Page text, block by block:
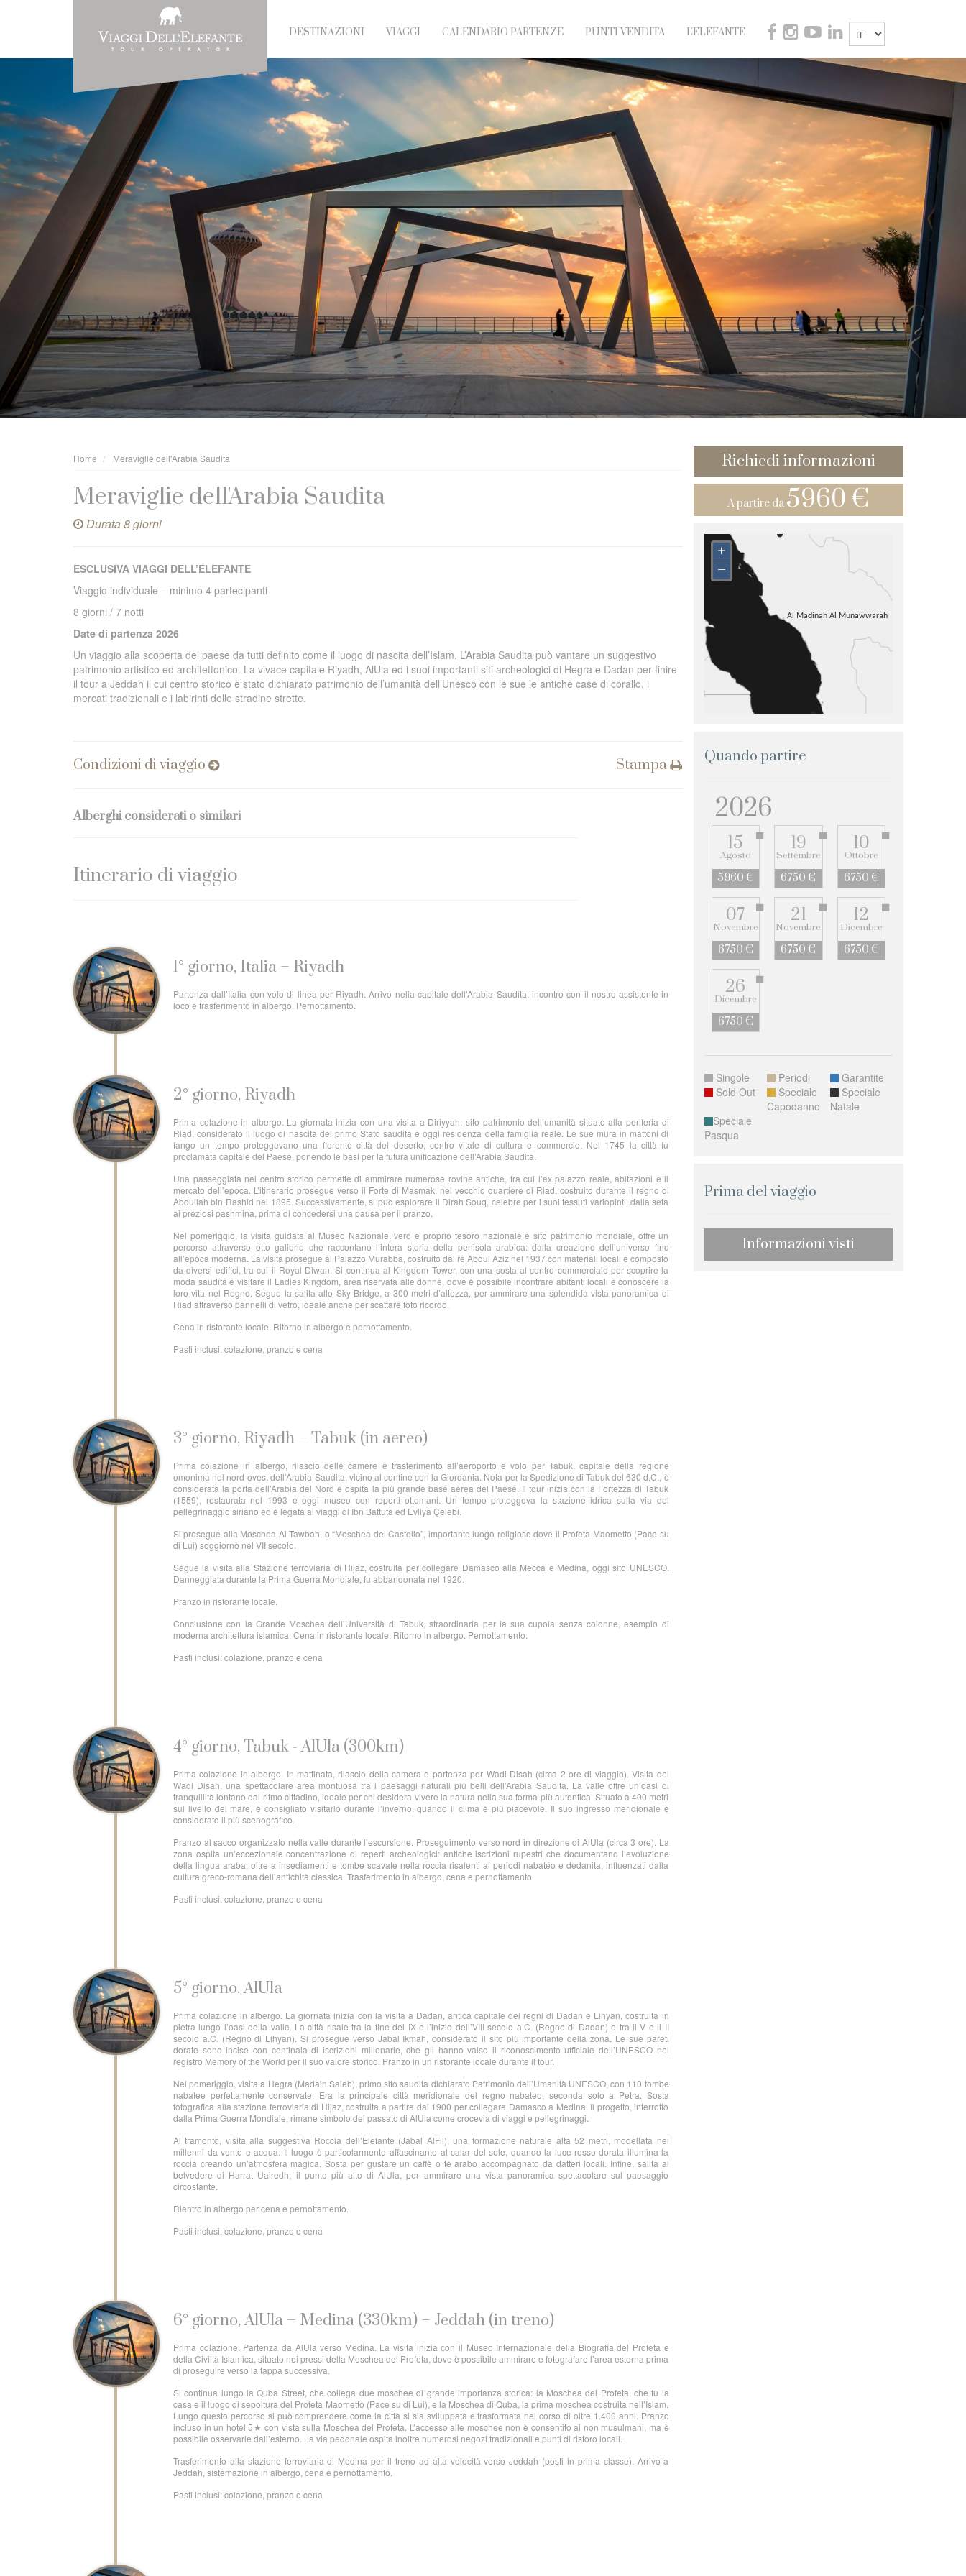
DESTINAZIONI VIAGGI CALENDARIO PARTENZE PUNTI VENDITA L'ELEFANTE
Home Meraviglie dell'Arabia Saudita
Meraviglie dell'Arabia Saudita
Durata 8 giorni
ESCLUSIVA VIAGGI DELL’ELEFANTE
Viaggio individuale – minimo 4 partecipanti
8 giorni / 7 notti
Date di partenza 2026
Un viaggio alla scoperta del paese da tutti definito come il luogo di nascita dell’Islam. L’Arabia Saudita può vantare un suggestivo
patrimonio artistico ed architettonico. La vivace capitale Riyadh, AlUla ed i suoi importanti siti archeologici di Hegra e Dadan per finire
il tour a Jeddah il cui centro storico è stato dichiarato patrimonio dell’umanità dell’Unesco con le sue le antiche case di corallo, i
mercati tradizionali e i labirinti delle stradine strette.
Condizioni di viaggio Stampa
Alberghi considerati o similari
Itinerario di viaggio
1° giorno, Italia – Riyadh
Partenza dall’Italia con volo di linea per Riyadh. Arrivo nella capitale dell'Arabia Saudita, incontro con il nostro assistente in
loco e trasferimento in albergo. Pernottamento.
2° giorno, Riyadh
Prima colazione in albergo. La giornata inizia con una visita a Diriyyah, sito patrimonio dell’umanità situato alla periferia di
Riad, considerato il luogo di nascita del primo Stato saudita e oggi residenza della famiglia reale. Le sue mura in mattoni di
fango un tempo proteggevano una fiorente città del deserto, centro vitale di cultura e commercio. Nel 1745 la città fu
proclamata capitale del Paese, ponendo le basi per la futura unificazione dell’Arabia Saudita.
Una passeggiata nel centro storico permette di ammirare numerose rovine antiche, tra cui l’ex palazzo reale, abitazioni e il
mercato dell’epoca. L’itinerario prosegue verso il Forte di Masmak, nel vecchio quartiere di Riad, costruito durante il regno di
Abdullah bin Rashid nel 1895. Successivamente, si può esplorare il Dirah Souq, celebre per i suoi tessuti variopinti, dalla seta
ai preziosi pashmina, prima di concedersi una pausa per il pranzo.
Nel pomeriggio, la visita guidata al Museo Nazionale, vero e proprio tesoro nazionale e sito patrimonio mondiale, offre un
percorso attraverso otto gallerie che raccontano l’intera storia della penisola arabica: dalla creazione dell’universo fino
all’epoca moderna. La visita prosegue al Palazzo Murabba, costruito dal re Abdul Aziz nel 1937 con materiali locali e composto
da diversi edifici, tra cui il Royal Diwan. Si continua al Kingdom Tower, con una sosta al centro commerciale per scoprire la
moda saudita e visitare il Ladies Kingdom, area riservata alle donne, dove è possibile incontrare abitanti locali e conoscere la
loro vita nel Regno. Segue la salita allo Sky Bridge, a 300 metri d’altezza, per ammirare una splendida vista panoramica di
Riad attraverso pannelli di vetro, ideale anche per scattare foto ricordo.
Cena in ristorante locale. Ritorno in albergo e pernottamento.
Pasti inclusi: colazione, pranzo e cena
3° giorno, Riyadh – Tabuk (in aereo)
Prima colazione in albergo, rilascio delle camere e trasferimento all’aeroporto e volo per Tabuk, capitale della regione
omonima nel nord-ovest dell’Arabia Saudita, vicino al confine con la Giordania. Nota per la Spedizione di Tabuk del 630 d.C., è
considerata la porta dell’Arabia del Nord e ospita la più grande base aerea del Paese. Il tour inizia con la Fortezza di Tabuk
(1559), restaurata nel 1993 e oggi museo con reperti ottomani. Un tempo proteggeva la stazione idrica sulla via del
pellegrinaggio siriano ed è legata ai viaggi di Ibn Battuta ed Evliya Çelebi.
Si prosegue alla Moschea Al Tawbah, o “Moschea del Castello”, importante luogo religioso dove il Profeta Maometto (Pace su
di Lui) soggiornò nel VII secolo.
Segue la visita alla Stazione ferroviaria di Hijaz, costruita per collegare Damasco alla Mecca e Medina, oggi sito UNESCO.
Danneggiata durante la Prima Guerra Mondiale, fu abbandonata nel 1920.
Pranzo in ristorante locale.
Conclusione con la Grande Moschea dell’Università di Tabuk, straordinaria per la sua cupola senza colonne, esempio di
moderna architettura islamica. Cena in ristorante locale. Ritorno in albergo. Pernottamento.
Pasti inclusi: colazione, pranzo e cena
4° giorno, Tabuk - AlUla (300km)
Prima colazione in albergo. In mattinata, rilascio della camera e partenza per Wadi Disah (circa 2 ore di viaggio). Visita del
Wadi Disah, una spettacolare area montuosa tra i paesaggi naturali più belli dell’Arabia Saudita. La valle offre un’oasi di
tranquillità lontano dal ritmo cittadino, ideale per chi desidera vivere la natura nella sua forma più autentica. Situato a 400 metri
sul livello del mare, è consigliato visitarlo durante l’inverno, quando il clima è più piacevole. Il suo ingresso meridionale è
considerato il più scenografico.
Pranzo al sacco organizzato nella valle durante l’escursione. Proseguimento verso nord in direzione di AlUla (circa 3 ore). La
zona ospita un’eccezionale concentrazione di reperti archeologici: antiche iscrizioni rupestri che documentano l’evoluzione
della lingua araba, oltre a insediamenti e tombe scavate nella roccia risalenti ai periodi nabatéo e dedanita, influenzati dalla
cultura greco-romana dell’antichità classica. Trasferimento in albergo, cena e pernottamento.
Pasti inclusi: colazione, pranzo e cena
5° giorno, AlUla
Prima colazione in albergo. La giornata inizia con la visita a Dadan, antica capitale dei regni di Dadan e Lihyan, costruita in
pietra lungo l’oasi della valle. La città risale tra la fine del IX e l’inizio dell’VIII secolo a.C. (Regno di Dadan) e tra il V e il II
secolo a.C. (Regno di Lihyan). Si prosegue verso Jabal Ikmah, considerato il sito più importante della zona. Le sue pareti
dorate sono incise con centinaia di iscrizioni millenarie, che gli hanno valso il riconoscimento ufficiale dell’UNESCO nel
registro Memory of the World per il suo valore storico. Pranzo in un ristorante locale durante il tour.
Nel pomeriggio, visita a Hegra (Madain Saleh), primo sito saudita dichiarato Patrimonio dell’Umanità UNESCO, con 110 tombe
nabatee perfettamente conservate. Era la principale città meridionale del regno nabateo, seconda solo a Petra. Sosta
fotografica alla stazione ferroviaria di Hijaz, costruita a partire dal 1900 per collegare Damasco a Medina. Il progetto, interrotto
dalla Prima Guerra Mondiale, rimane simbolo del passato di AlUla come crocevia di viaggi e pellegrinaggi.
Al tramonto, visita alla suggestiva Roccia dell’Elefante (Jabal AlFil), una formazione naturale alta 52 metri, modellata nei
millenni da vento e acqua. Il luogo è particolarmente affascinante al calar del sole, quando la luce rosso-dorata illumina la
roccia creando un’atmosfera magica. Sosta per gustare un caffè o tè arabo accompagnato da datteri locali. Infine, salita al
belvedere di Harrat Uairedh, il punto più alto di AlUla, per ammirare una vista panoramica spettacolare sul paesaggio
circostante.
Rientro in albergo per cena e pernottamento.
Pasti inclusi: colazione, pranzo e cena
6° giorno, AlUla – Medina (330km) – Jeddah (in treno)
Prima colazione. Partenza da AlUla verso Medina. La visita inizia con il Museo Internazionale della Biografia del Profeta e
della Civiltà Islamica, situato nei pressi della Moschea del Profeta, dove è possibile ammirare e fotografare l’area esterna prima
di proseguire verso la tappa successiva.
Si continua lungo la Quba Street, che collega due moschee di grande importanza storica: la Moschea del Profeta, che fu la
casa e il luogo di sepoltura del Profeta Maometto (Pace su di Lui), e la Moschea di Quba, la prima moschea costruita nell’Islam.
Lungo questo percorso si può comprendere come la città si sia sviluppata e trasformata nel corso di oltre 1.400 anni. Pranzo
incluso in un hotel 5★ con vista sulla Moschea del Profeta. L’accesso alle moschee non è consentito ai non musulmani, ma è
possibile osservarle dall’esterno. La via pedonale ospita inoltre numerosi negozi tradizionali e punti di ristoro locali.
Trasferimento alla stazione ferroviaria di Medina per il treno ad alta velocità verso Jeddah (posti in prima classe). Arrivo a
Jeddah, sistemazione in albergo, cena e pernottamento.
Pasti inclusi: colazione, pranzo e cena
Richiedi informazioni
A partire da 5960 €
+
–
Quando partire
2026
15
Agosto
5960 €
19
Settembre
6750 €
10
Ottobre
6750 €
07
Novembre
6750 €
21
Novembre
6750 €
12
Dicembre
6750 €
26
Dicembre
6750 €
Singole Periodi
Garantite
Sold Out
Speciale
Capodanno
Speciale
Natale
Speciale
Pasqua
Prima del viaggio
Informazioni visti